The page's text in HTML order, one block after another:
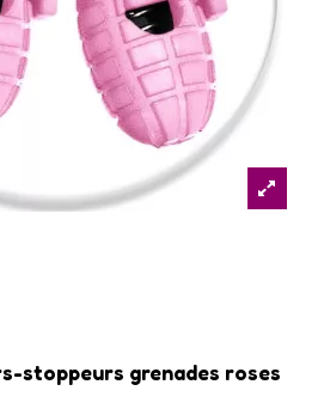
stoppeurs grenades roses